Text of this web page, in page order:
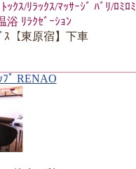
ｯｸｽ/ﾘﾗｯｸｽ/ﾏｯｻｰｼﾞ ﾊﾞﾘ/ﾛﾐﾛﾐ
浴 ﾘﾗｸｾﾞｰｼｮﾝ
ｽ【東原宿】下車
ﾌﾟ RENAO